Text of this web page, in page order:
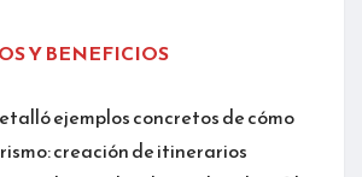
Y BENEFICIOS
ejemplos concretos de cómo
creación de itinerarios